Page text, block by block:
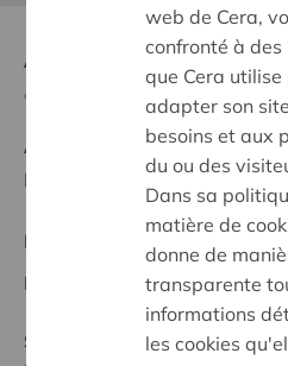
Aankoop
Ambition:
Des quartiers
pour tous
Projet régional
Date de début:09/02/2026
Statut:
web de Cera,
confronté à des
que Cera utilise
adapter son
besoins et aux
du ou des
Dans sa
matière de
donne de
transparente
informations
les cookies